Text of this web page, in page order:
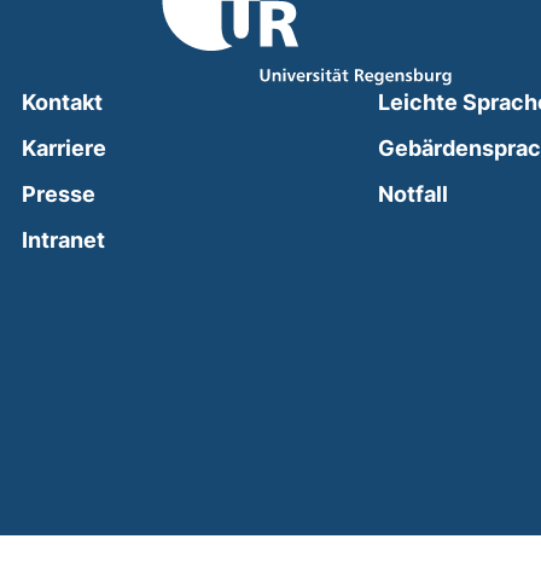
Kontakt
Karriere
Presse
Intranet(external link, opens in a new window)
Leichte
Notfall